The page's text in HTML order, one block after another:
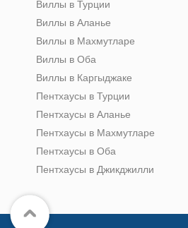
Виллы в Турции
Виллы в Аланье
Виллы в Махмутларе
Виллы в Оба
Виллы в Каргыджаке
Пентхаусы в Турции
Пентхаусы в Аланье
Пентхаусы в Махмутларе
Пентхаусы в Оба
Пентхаусы в Джикджилли